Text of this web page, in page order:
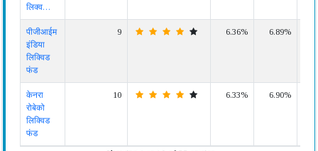
लिक्व…
पीजीआईम
इंडिया
लिक्विड
फंड
9 6.36% 6.89%
केनरा
रोबेको
लिक्विड
फंड
10 6.33% 6.90%